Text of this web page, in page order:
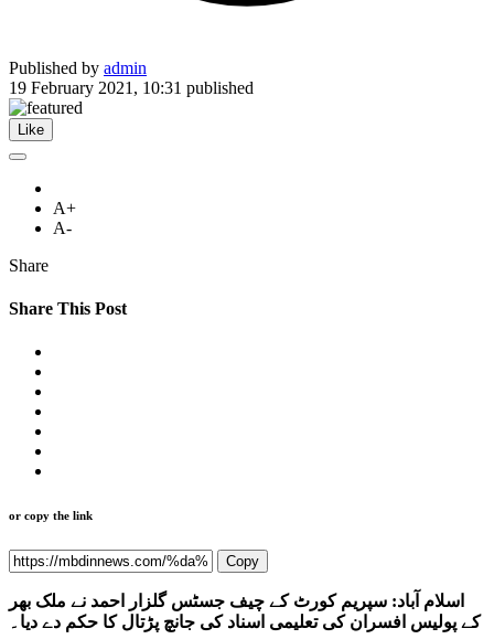
Published by admin
19 February 2021, 10:31 published
Like
A+
A-
Share
Share This Post
or copy the link
Copy
اسلام آباد: سپریم کورٹ کے چیف جسٹس گلزار احمد نے ملک بھر
کے پولیس افسران کی تعلیمی اسناد کی جانچ پڑتال کا حکم دے دیا۔